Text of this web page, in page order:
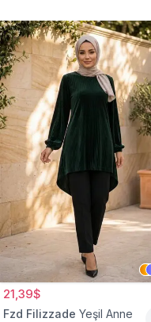
21,39$
Fzd Filizzade Yeşil Anne